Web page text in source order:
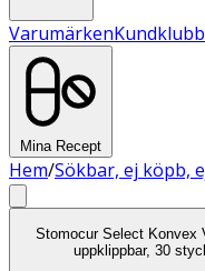
VarumärkenKundklubb
Mina Recept
Hem/Sökbar, ej köpb,
Stomocur Select Konvex
uppklippbar, 30